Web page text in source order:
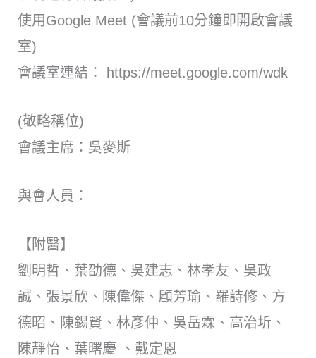
使用Google Meet (會議前10分鐘即開啟會議
室)
會議室連結：
https://meet.google.com/wdk
(敬略稱位)
會議主席：吳麥斯
與會人員：
【附醫】
劉明哲、葉劭德、吳建志、林孝友、吳政
誠、張景欣、陳偉傑、顧芳瑜、羅詩修、方
德昭、陳錫賢、林彥仲、吳岳霖、高治圻、
陳靜怡、葉曙慶 、戴定恩